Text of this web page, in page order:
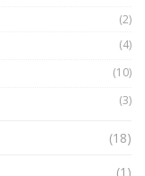
(2)
(4)
(10)
(3)
(18)
(1)